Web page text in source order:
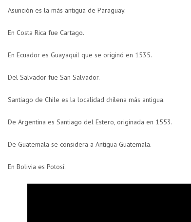
Asunción es la más antigua de Paraguay.
En Costa Rica fue Cartago.
En Ecuador es Guayaquil que se originó en 1535.
Del Salvador fue San Salvador.
Santiago de Chile es la localidad chilena más antigua.
De Argentina es Santiago del Estero, originada en 1553.
De Guatemala se considera a Antigua Guatemala.
En Bolivia es Potosí.